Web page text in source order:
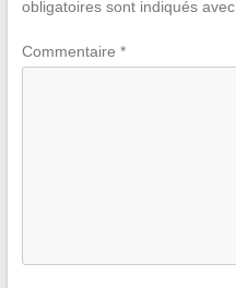
obligatoires sont indiqués avec
Commentaire *